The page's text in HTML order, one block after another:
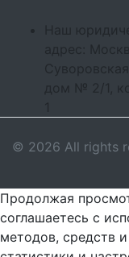
Наш
адрес:
Суворовская
дом № 2/1,
© 2026 All rights
Продолжая
соглашаетесь с
методов, средств